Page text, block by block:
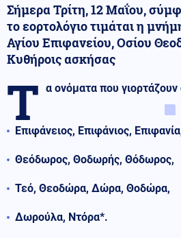
Σήμερα Τρίτη, 12 Μαΐου,
το εορτολόγιο τιμάται η
Αγίου Επιφανείου, Οσίου
Κυθήροις ασκήσας
Τ α ονόματα που γιορτάζουν
Επιφάνειος, Επιφάνιος,
Θεόδωρος, Θοδωρής, Θόδωρος,
Τεό, Θεοδώρα, Δώρα, Θοδώρα,
Δωρούλα, Ντόρα*.